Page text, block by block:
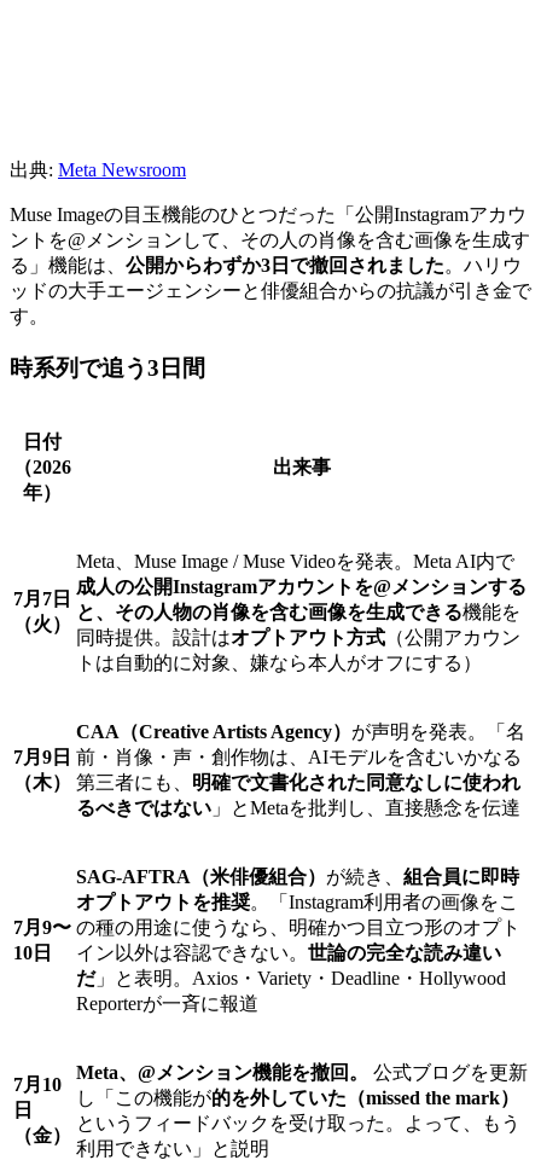
出典: Meta Newsroom
Muse Imageの目玉機能のひとつだった「公開Instagramアカウ
ントを@メンションして、その人の肖像を含む画像を生成す
る」機能は、 公開からわずか3日で撤回されました。ハリウ
ッドの大手エージェンシーと俳優組合からの抗議が引き金で
す。
時系列で追う3日間
日付
（2026
年）
出来事
7月7日
（火）
Meta、Muse Image / Muse Videoを発表。Meta AI内で
成人の公開Instagramアカウントを@メンションする
と、その人物の肖像を含む画像を生成できる機能を
同時提供。設計はオプトアウト方式 （公開アカウン
トは自動的に対象、嫌なら本人がオフにする）
7月9日
（木）
CAA（Creative Artists Agency） が声明を発表。「名
前・肖像・声・創作物は、AIモデルを含むいかなる
第三者にも、 明確で文書化された同意なしに使われ
るべきではない 」とMetaを批判し、直接懸念を伝達
7月9〜
10日
SAG-AFTRA（米俳優組合） が続き、 組合員に即時
オプトアウトを推奨。「Instagram利用者の画像をこ
の種の用途に使うなら、明確かつ目立つ形のオプト
イン以外は容認できない。 世論の完全な読み違い
だ」と表明。Axios・Variety・Deadline・Hollywood
Reporterが一斉に報道
7月10
日
（金）
Meta、@メンション機能を撤回。
公式ブログを更新
し「この機能が的を外していた（missed the mark）
というフィードバックを受け取った。よって、もう
利用できない」と説明